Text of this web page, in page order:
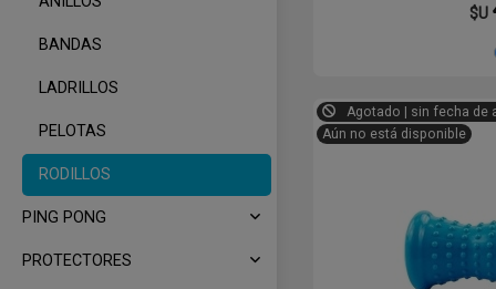
BANDAS
LADRILLOS
PELOTAS
RODILLOS
PING PONG
PROTECTORES
$U
Agotado | sin fecha de
Aún no está disponible